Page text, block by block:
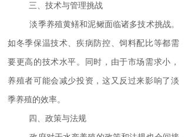
三、技术与管理挑战
淡季养殖黄鳝和泥鳅面临诸多技术挑战。
如冬季保温技术、疾病防控、饲料配比等都需
要更高的技术水平。同时，由于市场需求小，
养殖者可能会减少投资，这又反过来影响了淡
季养殖的效率。
四、政策与法规